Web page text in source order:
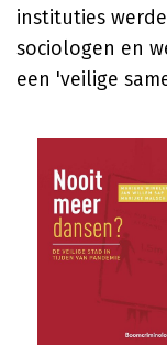
instituties
sociologen en
een 'veilige